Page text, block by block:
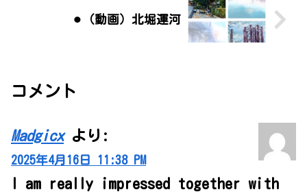
⚫︎（動画）北堀運河
コメント
Madgicx より:
2025年4月16日 11:38 PM
I am really impressed together with